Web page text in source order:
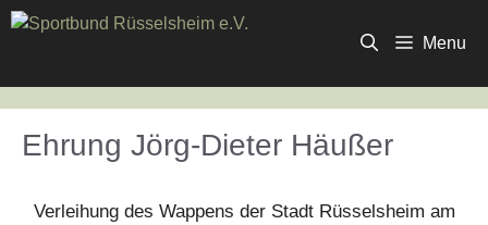
Zum
Inhalt
Menu
Ehrung Jörg-Dieter Häußer
Verleihung des Wappens der Stadt Rüsselsheim am